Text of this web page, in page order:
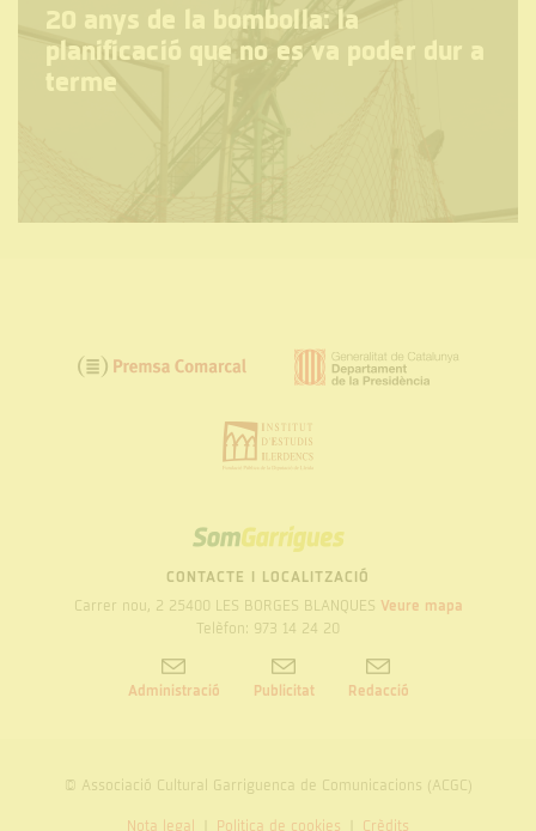
20 anys de la bombolla: la
planificació que no es va poder dur a
terme
SOM
GARRIGUES
CONTACTE I LOCALITZACIÓ
Carrer nou, 2 25400 LES BORGES BLANQUES Veure mapa
Telèfon: 973 14 24 20
Administració Publicitat Redacció
© Associació Cultural Garriguenca de Comunicacions (ACGC)
Nota legal Politica de cookies Crèdits